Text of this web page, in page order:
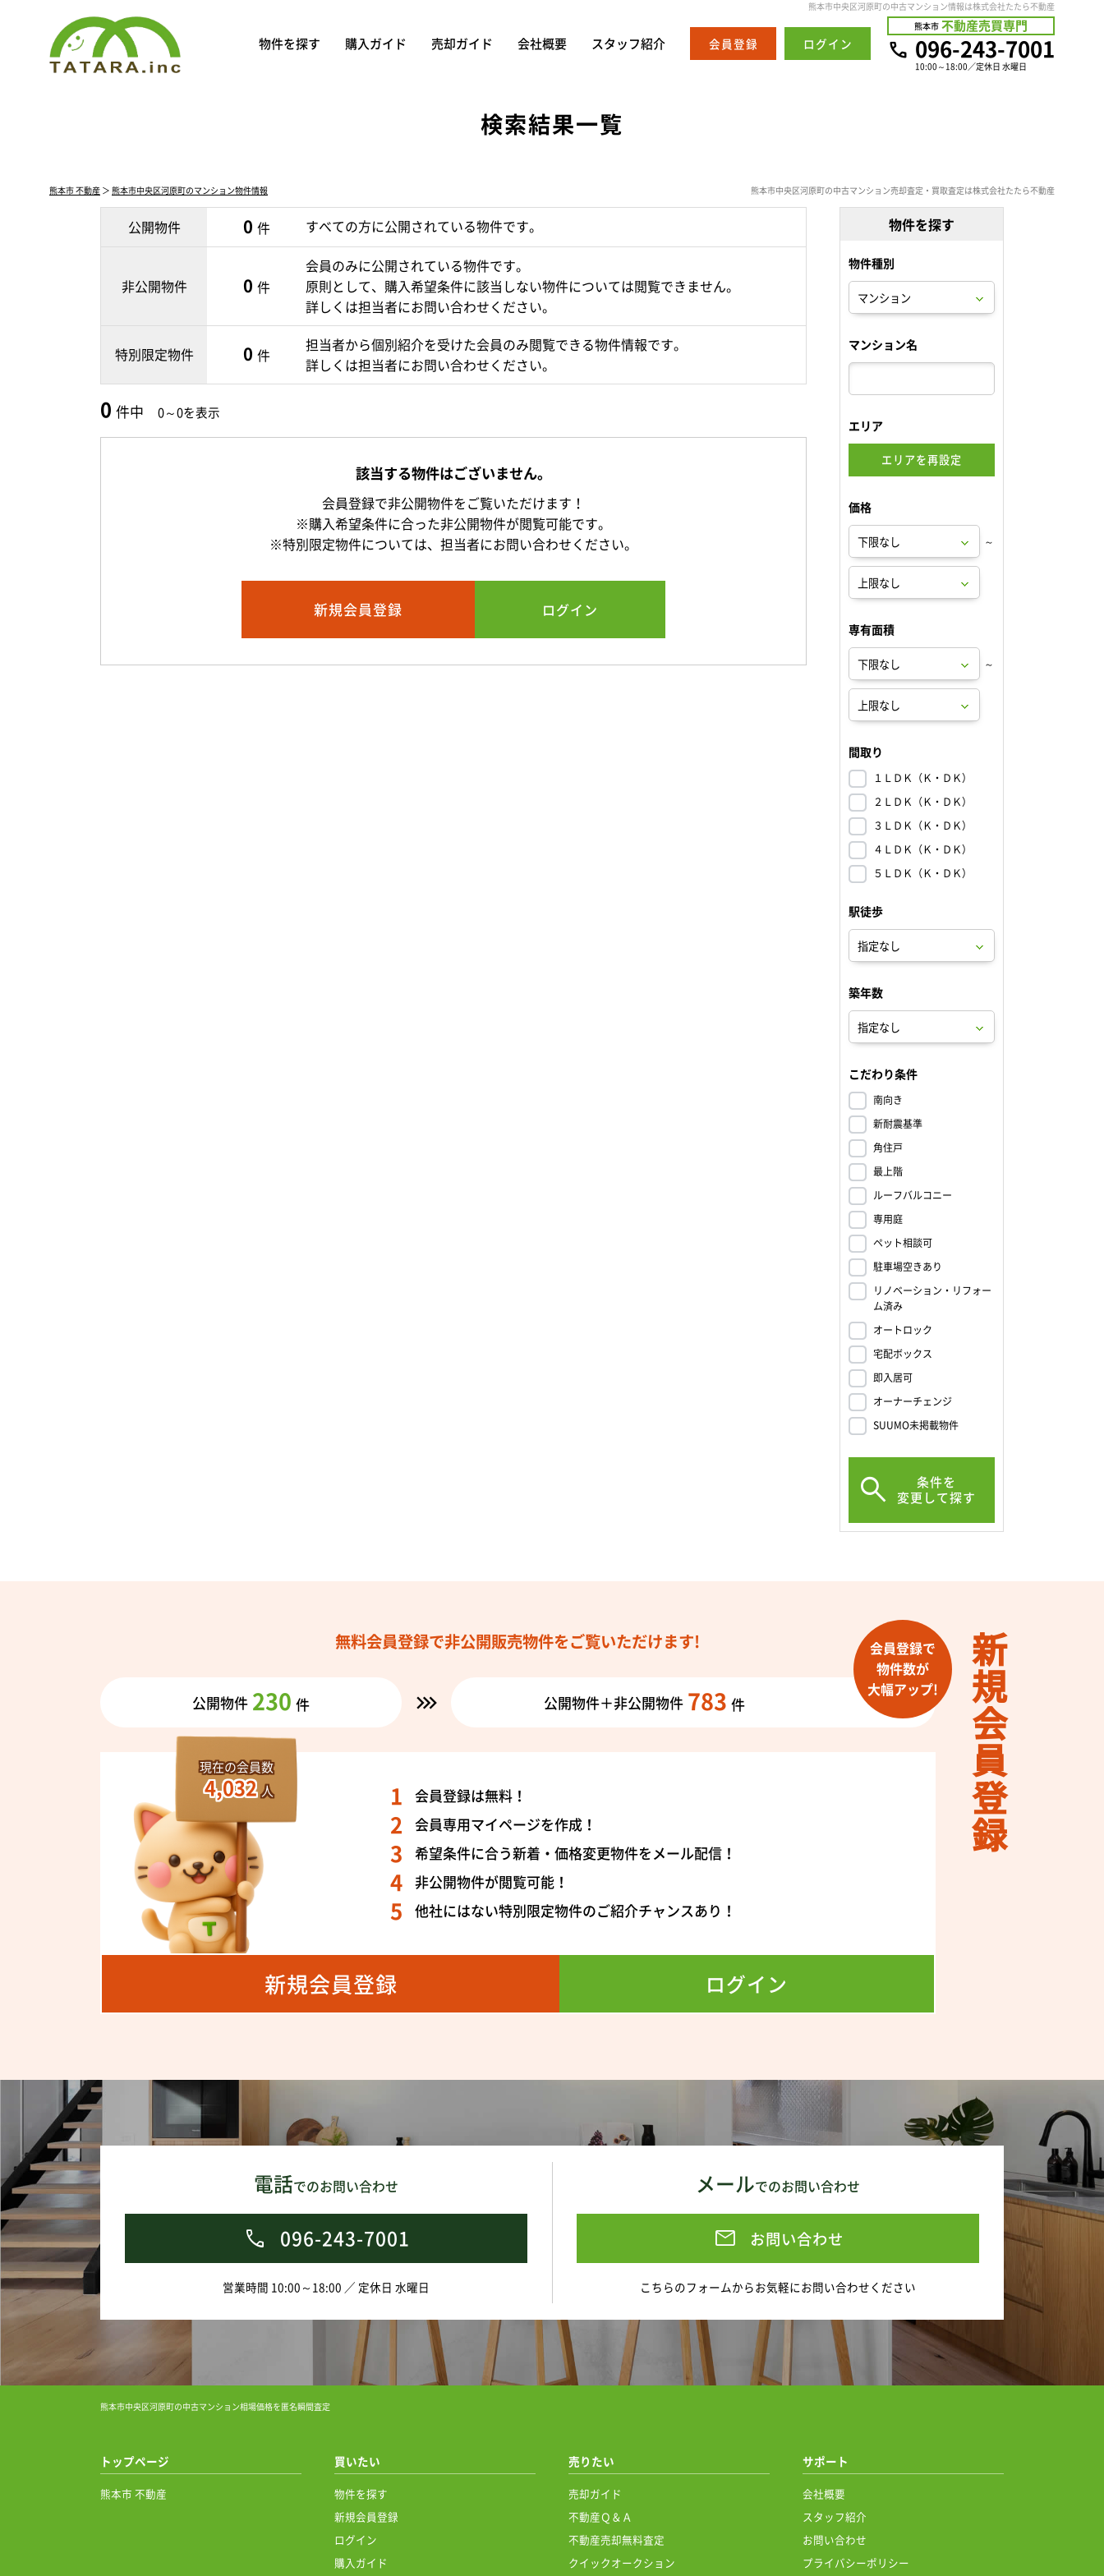
熊本市中央区河原町の中古マンション情報は株式会社たたら不動産
物件を探す 購入ガイド 売却ガイド 会社概要 スタッフ紹介 会員登録 ログイン
熊本市 不動産売買専門
10:00～18:00／定休日 水曜日
096-243-7001
検索結果一覧
熊本市 不動産 ＞ 熊本市中央区河原町のマンション物件情報 熊本市中央区河原町の中古マンション売却査定・買取査定は株式会社たたら不動産
公開物件 0 件 すべての方に公開されている物件です。
非公開物件 0 件
会員のみに公開されている物件です。
原則として、購入希望条件に該当しない物件については閲覧できません。
詳しくは担当者にお問い合わせください。
特別限定物件 0 件
担当者から個別紹介を受けた会員のみ閲覧できる物件情報です。
詳しくは担当者にお問い合わせください。
0 件中 0～0を表示
該当する物件はございません。
会員登録で非公開物件をご覧いただけます！
※購入希望条件に合った非公開物件が閲覧可能です。
※特別限定物件については、担当者にお問い合わせください。
新規会員登録 ログイン
物件を探す
物件種別
マンション名
エリア
エリアを再設定
価格
～
専有面積
～
間取り
１ＬＤＫ（Ｋ・ＤＫ）
２ＬＤＫ（Ｋ・ＤＫ）
３ＬＤＫ（Ｋ・ＤＫ）
４ＬＤＫ（Ｋ・ＤＫ）
５ＬＤＫ（Ｋ・ＤＫ）
駅徒歩
築年数
こだわり条件
南向き
新耐震基準
角住戸
最上階
ルーフバルコニー
専用庭
ペット相談可
駐車場空きあり
リノベーション・リフォー
ム済み
オートロック
宅配ボックス
即入居可
オーナーチェンジ
SUUMO未掲載物件
条件を
変更して探す
新規会員登録
無料会員登録で非公開販売物件をご覧いただけます!
公開物件 230 件 公開物件＋非公開物件 783 件
会員登録で
物件数が
大幅アップ!
現在の会員数
4,032 人
会員登録は無料！
会員専用マイページを作成！
希望条件に合う新着・価格変更物件をメール配信！
非公開物件が閲覧可能！
他社にはない特別限定物件のご紹介チャンスあり！
新規会員登録 ログイン
電話でのお問い合わせ
096-243-7001
営業時間 10:00～18:00 ／ 定休日 水曜日
メールでのお問い合わせ
お問い合わせ
こちらのフォームからお気軽にお問い合わせください
熊本市中央区河原町の中古マンション相場価格を匿名瞬間査定
トップページ
熊本市 不動産
買いたい
物件を探す
新規会員登録
ログイン
購入ガイド
売りたい
売却ガイド
不動産Ｑ＆Ａ
不動産売却無料査定
クイックオークション
サポート
会社概要
スタッフ紹介
お問い合わせ
プライバシーポリシー